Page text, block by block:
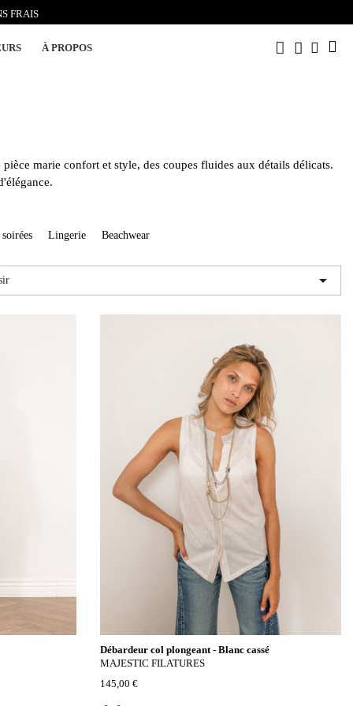
FRAIS
À PROPOS
marie confort et style, des coupes fluides aux détails délicats.
Lingerie Beachwear

Débardeur col plongeant - Blanc cassé
MAJESTIC FILATURES
145,00 €